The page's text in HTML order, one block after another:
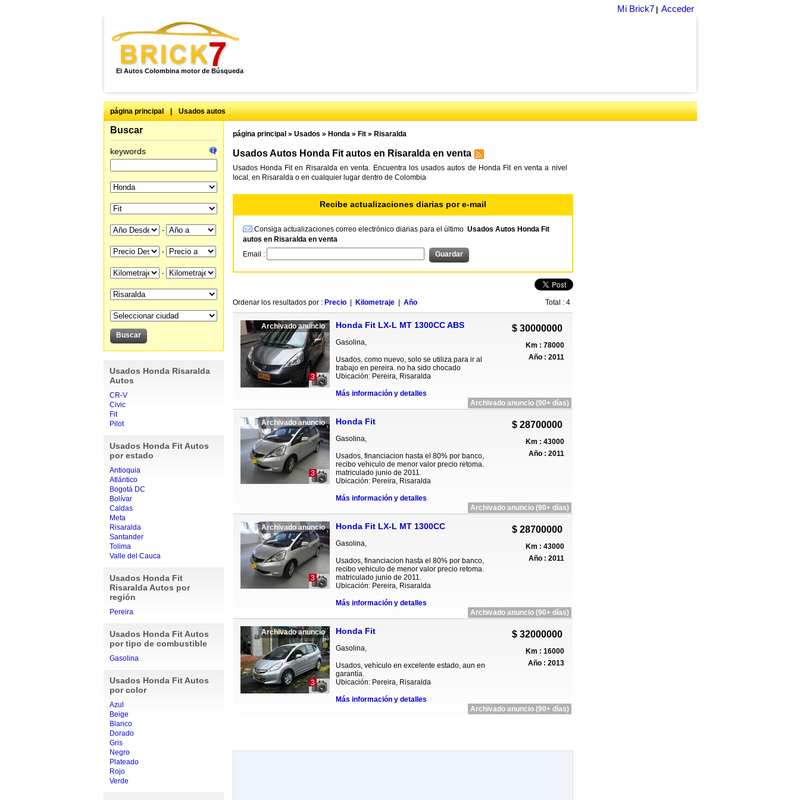
Mi Brick7 Acceder
El Autos Colombina motor de Búsqueda
página principal | Usados autos
Buscar
keywords
-
-
-
Usados Honda Risaralda
Autos
CR-V
Civic
Fit
Pilot
Usados Honda Fit Autos
por estado
Antioquia
Atlántico
Bogotá DC
Bolívar
Caldas
Meta
Risaralda
Santander
Tolima
Valle del Cauca
Usados Honda Fit
Risaralda Autos por
región
Pereira
Usados Honda Fit Autos
por tipo de combustible
Gasolina
Usados Honda Fit Autos
por color
Azul
Beige
Blanco
Dorado
Gris
Negro
Plateado
Rojo
Verde
página principal » Usados » Honda» Fit» Risaralda
Usados Autos Honda Fit autos en Risaralda en venta
Usados Honda Fit en Risaralda en venta. Encuentra los usados autos de Honda Fit en venta a nivel
local, en Risaralda o en cualquier lugar dentro de Colombia
Recibe actualizaciones diarias por e-mail
Consiga actualizaciones correo electrónico diarias para el último Usados Autos Honda Fit
autos en Risaralda en venta
Email :
Ordenar los resultados por : Precio| Kilometraje| Año Total : 4
Archivado anuncio
3
Honda Fit LX-L MT 1300CC ABS
Gasolina,
Usados, como nuevo, solo se utiliza para ir al
trabajo en pereira. no ha sido chocado
Ubicación: Pereira, Risaralda
Más información y detalles
$ 30000000
Km : 78000
Año : 2011
Archivado anuncio (90+ días)
Archivado anuncio
3
Honda Fit
Gasolina,
Usados, financiacion hasta el 80% por banco,
recibo vehiculo de menor valor precio retoma.
matriculado junio de 2011.
Ubicación: Pereira, Risaralda
Más información y detalles
$ 28700000
Km : 43000
Año : 2011
Archivado anuncio (90+ días)
Archivado anuncio
3
Honda Fit LX-L MT 1300CC
Gasolina,
Usados, financiacion hasta el 80% por banco,
recibo vehiculo de menor valor precio retoma.
matriculado junio de 2011.
Ubicación: Pereira, Risaralda
Más información y detalles
$ 28700000
Km : 43000
Año : 2011
Archivado anuncio (90+ días)
Archivado anuncio
3
Honda Fit
Gasolina,
Usados, vehículo en excelente estado, aun en
garantía.
Ubicación: Pereira, Risaralda
Más información y detalles
$ 32000000
Km : 16000
Año : 2013
Archivado anuncio (90+ días)